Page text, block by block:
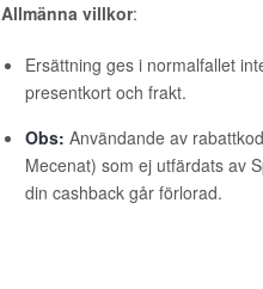
Allmänna villkor:
Ersättning ges i normalfallet
presentkort och frakt.
Obs: Användande av
Mecenat) som ej utfärdats av
din cashback går förlorad.